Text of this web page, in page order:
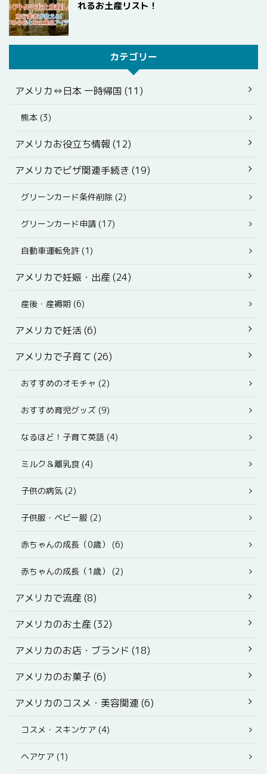
れるお土産リスト！
カテゴリー
アメリカ⇔日本 一時帰国 (11)
熊本 (3)
アメリカお役立ち情報 (12)
アメリカでビザ関連手続き (19)
グリーンカード条件削除 (2)
グリーンカード申請 (17)
自動車運転免許 (1)
アメリカで妊娠・出産 (24)
産後・産褥期 (6)
アメリカで妊活 (6)
アメリカで子育て (26)
おすすめのオモチャ (2)
おすすめ育児グッズ (9)
なるほど！子育て英語 (4)
ミルク＆離乳食 (4)
子供の病気 (2)
子供服・ベビー服 (2)
赤ちゃんの成長（0歳） (6)
赤ちゃんの成長（1歳） (2)
アメリカで流産 (8)
アメリカのお土産 (32)
アメリカのお店・ブランド (18)
アメリカのお菓子 (6)
アメリカのコスメ・美容関連 (6)
コスメ・スキンケア (4)
ヘアケア (1)